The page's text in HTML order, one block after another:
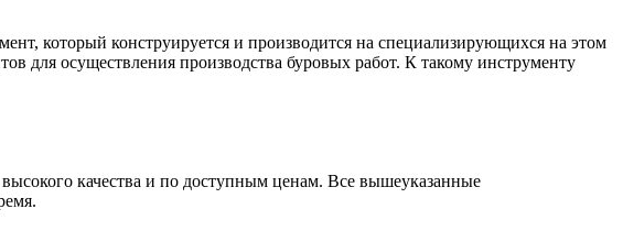
который конструируется и производится на специализирующихся на этом
для осуществления производства буровых работ. К такому инструменту
качества и по доступным ценам. Все вышеуказанные